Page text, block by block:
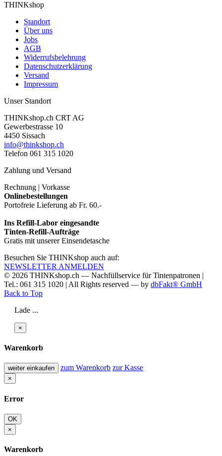
THINKshop
Standort
Über uns
Jobs
AGB
Widerrufsbelehrung
Datenschutzerklärung
Versand
Impressum
Unser Standort
THINKshop.ch CRT AG
Gewerbestrasse 10
4450 Sissach
info@thinkshop.ch
Telefon 061 315 1020
Zahlung und Versand
Rechnung | Vorkasse
Onlinebestellungen
Portofreie Lieferung ab Fr. 60.-
Ins Refill-Labor eingesandte
Tinten-Refill-Aufträge
Gratis mit unserer Einsendetasche
Besuchen Sie THINKshop auch auf:
NEWSLETTER ANMELDEN
© 2026 THINKshop.ch — Nachfüllservice fürTintenpatronen |
Tel.: 061 315 1020 | All Rights reserved — by dbFakt® GmbH
Back to Top
Lade ...
×
Warenkorb
weiter einkaufen zum Warenkorb zur Kasse
×
Error
OK
×
Warenkorb